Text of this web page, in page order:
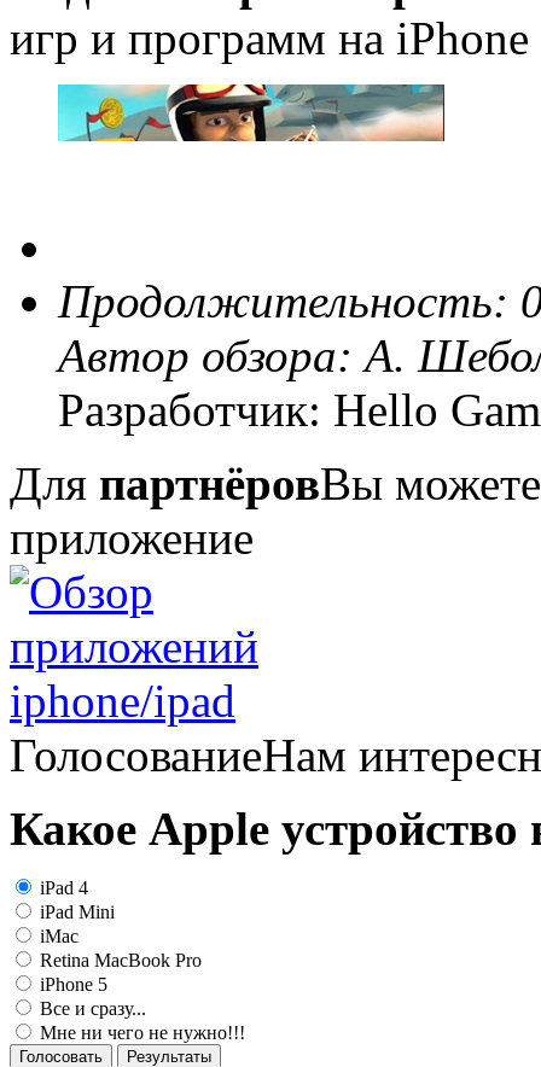
игр и программ на
Продолжительность:
Автор обзора:А.
Разработчик: Hello
Для партнёровВы можете
приложение
ГолосованиеНам
Какое Apple устройство
iPad 4
iPad Mini
iMac
Retina MacBook Pro
iPhone 5
Все и сразу...
Мне ни чего не нужно!!!
Голосовать Результаты